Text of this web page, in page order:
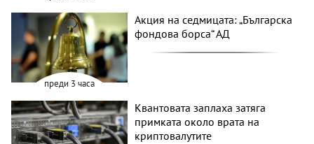
преди 3 часа
Акция на седмицата: „Българска
фондова борса“ АД
Квантовата заплаха затяга
примката около врата на
криптовалутите